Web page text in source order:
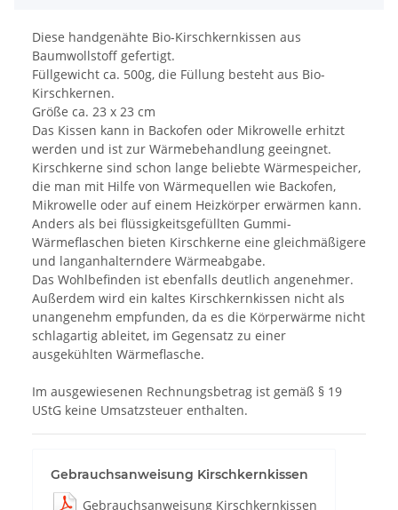
Diese handgenähte Bio-Kirschkernkissen aus
Baumwollstoff gefertigt.
Füllgewicht ca. 500g, die Füllung besteht aus Bio-
Kirschkernen.
Größe ca. 23 x 23 cm
Das Kissen kann in Backofen oder Mikrowelle erhitzt
werden und ist zur Wärmebehandlung geeingnet.
Kirschkerne sind schon lange beliebte Wärmespeicher,
die man mit Hilfe von Wärmequellen wie Backofen,
Mikrowelle oder auf einem Heizkörper erwärmen kann.
Anders als bei flüssigkeitsgefüllten Gummi-
Wärmeflaschen bieten Kirschkerne eine gleichmäßigere
und langanhalterndere Wärmeabgabe.
Das Wohlbefinden ist ebenfalls deutlich angenehmer.
Außerdem wird ein kaltes Kirschkernkissen nicht als
unangenehm empfunden, da es die Körperwärme nicht
schlagartig ableitet, im Gegensatz zu einer
ausgekühlten Wärmeflasche.
Im ausgewiesenen Rechnungsbetrag ist gemäß § 19
UStG keine Umsatzsteuer enthalten.
Gebrauchsanweisung Kirschkernkissen
Gebrauchsanweisung Kirschkernkissen